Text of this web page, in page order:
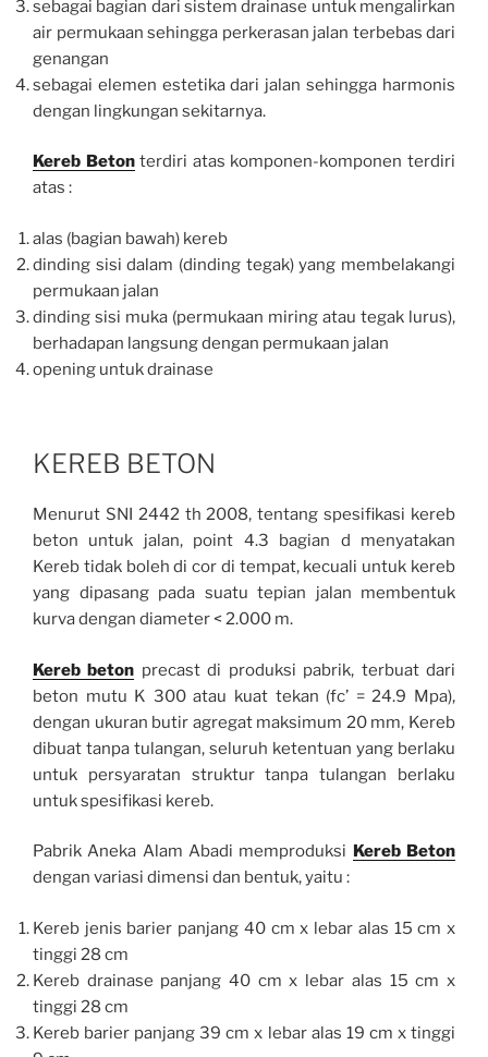
sebagai bagian dari sistem drainase untuk mengalirkan
air permukaan sehingga perkerasan jalan terbebas dari
genangan
sebagai elemen estetika dari jalan sehingga harmonis
dengan lingkungan sekitarnya.
Kereb Betonterdiri atas komponen-komponen terdiri
atas :
alas (bagian bawah) kereb
dinding sisi dalam (dinding tegak) yang membelakangi
permukaan jalan
dinding sisi muka (permukaan miring atau tegak lurus),
berhadapan langsung dengan permukaan jalan
opening untuk drainase
KEREB BETON
Menurut SNI 2442 th 2008, tentang spesifikasi kereb
beton untuk jalan, point 4.3 bagian d menyatakan
Kereb tidak boleh di cor di tempat, kecuali untuk kereb
yang dipasang pada suatu tepian jalan membentuk
kurva dengan diameter < 2.000 m.
Kereb beton precast di produksi pabrik, terbuat dari
beton mutu K 300 atau kuat tekan (fc’ = 24.9 Mpa),
dengan ukuran butir agregat maksimum 20 mm, Kereb
dibuat tanpa tulangan, seluruh ketentuan yang berlaku
untuk persyaratan struktur tanpa tulangan berlaku
untuk spesifikasi kereb.
Pabrik Aneka Alam Abadi memproduksi
Kereb Beton
dengan variasi dimensi dan bentuk, yaitu :
Kereb jenis barier panjang 40 cm x lebar alas 15 cm x
tinggi 28 cm
Kereb drainase panjang 40 cm x lebar alas 15 cm x
tinggi 28 cm
Kereb barier panjang 39 cm x lebar alas 19 cm x tinggi